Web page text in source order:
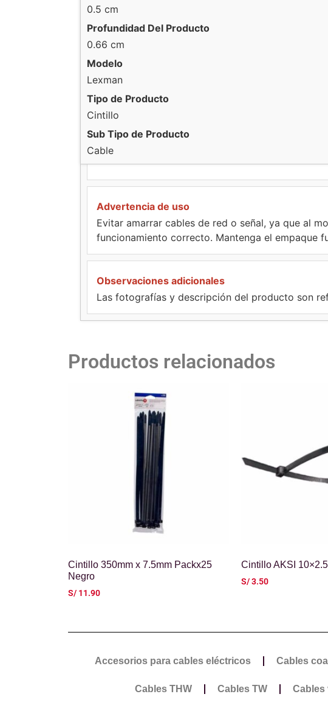
0.5 cm
Profundidad Del Producto
0.66 cm
Modelo
Lexman
Tipo de Producto
Cintillo
Sub Tipo de Producto
Cable
Advertencia de uso
Evitar amarrar cables de red o señal, ya que al
funcionamiento correcto. Mantenga el empaque
Observaciones adicionales
Las fotografías y descripción del producto son
Productos relacionados
Cintillo 350mm x 7.5mm Packx25
Negro
S/ 11.90
Cintillo AKSI
S/3.50
Accesorios para cables eléctricos Cables
Cables THW Cables TW Cables